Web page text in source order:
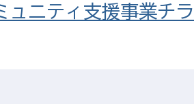
ュニティ支援事業チ